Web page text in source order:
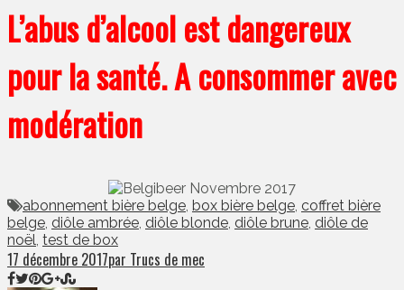
L’abus d’alcool est dangereux
pour la santé. A consommer avec
modération
abonnement bière belge, box bière belge, coffret bière
belge, diôle ambrée, diôle blonde, diôle brune, diôle de
noël, test de box
17 décembre 2017par Trucs de mec